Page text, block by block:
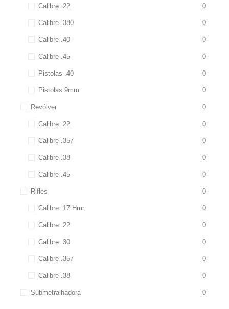
Calibre .22 0
Calibre .380 0
Calibre .40 0
Calibre .45 0
Pistolas .40 0
Pistolas 9mm 0
Revólver 0
Calibre .22 0
Calibre .357 0
Calibre .38 0
Calibre .45 0
Rifles 0
Calibre .17 Hmr 0
Calibre .22 0
Calibre .30 0
Calibre .357 0
Calibre .38 0
Submetralhadora 0